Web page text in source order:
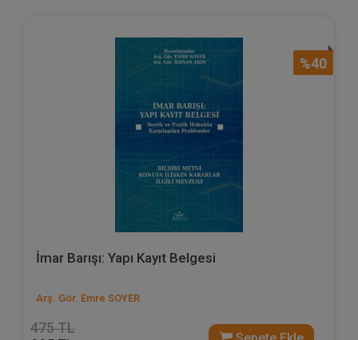
%40
İmar Barışı: Yapı Kayıt Belgesi
Arş. Gör. Emre SOYER
475 TL